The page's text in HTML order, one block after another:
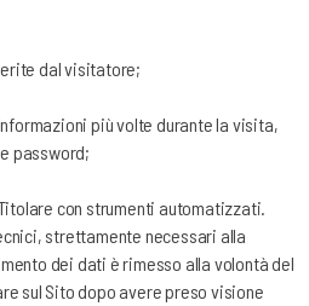
dal visitatore;
più volte durante la visita,
password;
con strumenti automatizzati.
strettamente necessari alla
dei dati è rimesso alla volontà del
sul Sito dopo avere preso visione